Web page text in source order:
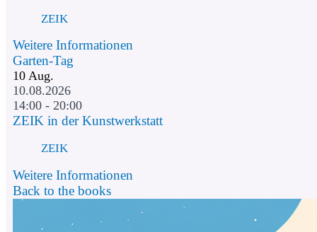
ZEIK
Weitere Informationen
Garten-Tag
10 Aug.
10.08.2026
14:00 - 20:00
ZEIK in der Kunstwerkstatt
ZEIK
Weitere Informationen
Back to the books